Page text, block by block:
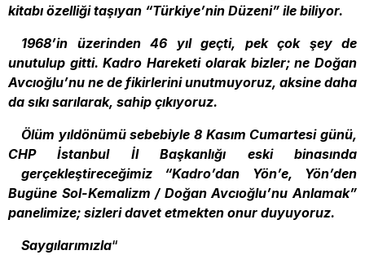
kitabı özelliği taşıyan “Türkiye’nin Düzeni” ile biliyor.
1968’in üzerinden 46 yıl geçti, pek çok şey de
unutulup gitti. Kadro Hareketi olarak bizler; ne Doğan
Avcıoğlu’nu ne de fikirlerini unutmuyoruz, aksine daha
da sıkı sarılarak, sahip çıkıyoruz.
Ölüm yıldönümü sebebiyle 8 Kasım Cumartesi günü,
CHP İstanbul İl Başkanlığı eski binasında
gerçekleştireceğimiz “Kadro’dan Yön’e, Yön’den
Bugüne Sol-Kemalizm / Doğan Avcıoğlu’nu Anlamak”
panelimize; sizleri davet etmekten onur duyuyoruz.
Saygılarımızla“